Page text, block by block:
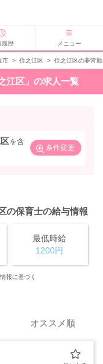
履歴 メニュー
市 > 住之江区 > 住之江区の非常
江区」の求人一覧
を含
条件変更
の保育士の給与情報
最低時給
1200円
報に基づく
オススメ順